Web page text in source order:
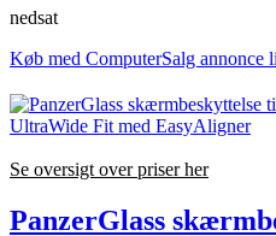
nedsat
Køb med ComputerSalg annonce
Se oversigt over priser her
PanzerGlass